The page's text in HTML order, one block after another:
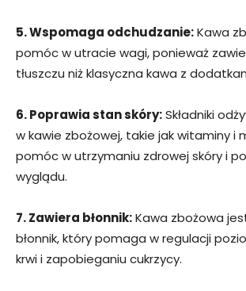
5. Wspomaga odchudzanie:Kawa
pomóc w utracie wagi, ponieważ
tłuszczu niż klasyczna kawa z
6. Poprawia stan skóry:Składniki
w kawie zbożowej, takie jak witaminy i
pomóc w utrzymaniu zdrowej skóry i
wyglądu.
7. Zawiera błonnik:Kawa zbożowa
błonnik, który pomaga w regulacji
krwi i zapobieganiu cukrzycy.